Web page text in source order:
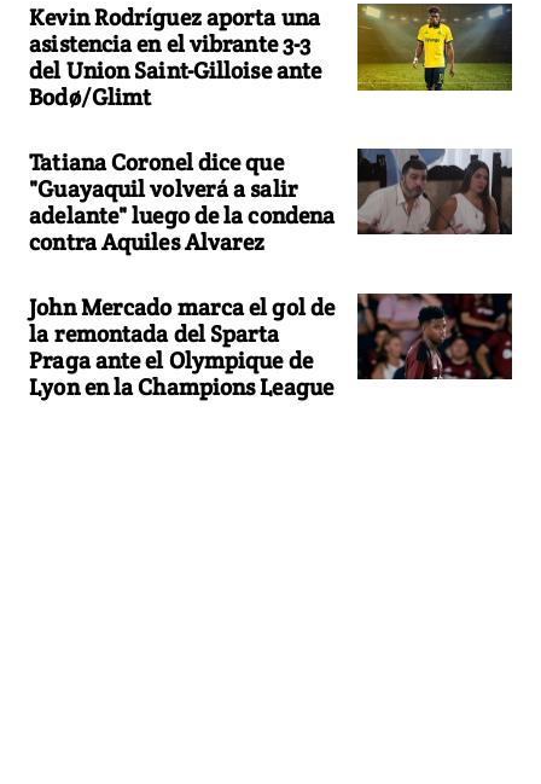
Kevin Rodríguez aporta una
asistencia en el vibrante 3-3
del Union Saint-Gilloise ante
Bodø/Glimt
Tatiana Coronel dice que
"Guayaquil volverá a salir
adelante" luego de la condena
contra Aquiles Alvarez
John Mercado marca el gol de
la remontada del Sparta
Praga ante el Olympique de
Lyon en la Champions League